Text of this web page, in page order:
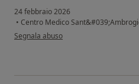
24 febbraio 2026
• Centro Medico
secondo l'opinione dell'utente Fn
Segnala abuso